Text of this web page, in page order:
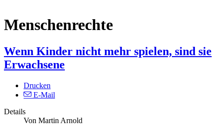
Menschenrechte
Wenn Kinder nicht mehr spielen, sind sie
Erwachsene
Drucken
E-Mail
Details
Von Martin Arnold